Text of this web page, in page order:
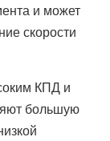
и может
скорости
КПД и
большую